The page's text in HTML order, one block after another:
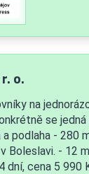
o.
na
se
podlaha - 280
Boleslavi. - 12
dní, cena 5 990